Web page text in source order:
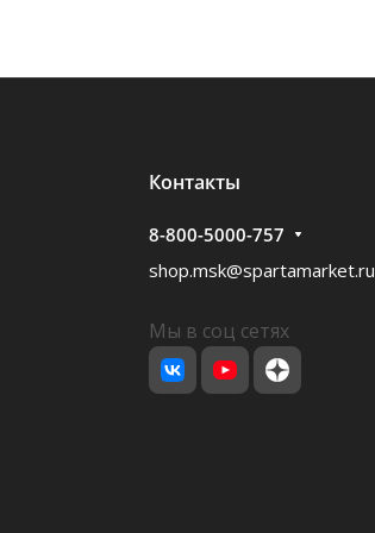
Контакты
8-800-5000-757
shop.msk@spartamarket.ru
Мы в соц сетях